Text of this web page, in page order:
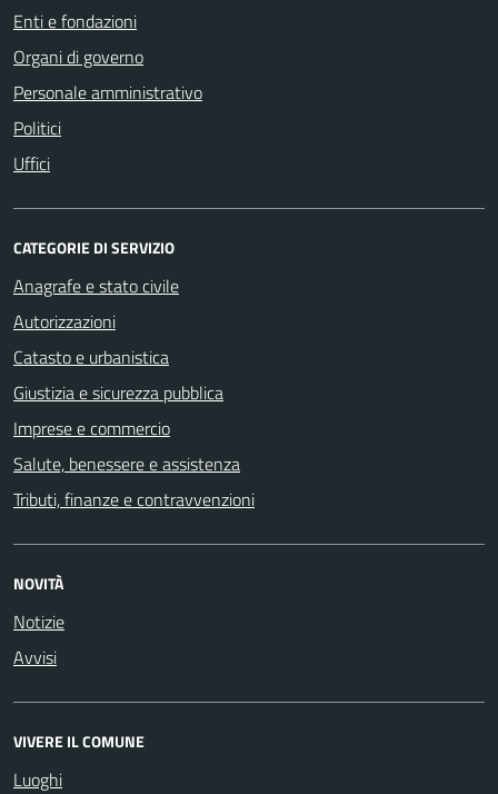
Enti e fondazioni
Organi di governo
Personale amministrativo
Politici
Uffici
CATEGORIE DI SERVIZIO
Anagrafe e stato civile
Autorizzazioni
Catasto e urbanistica
Giustizia e sicurezza pubblica
Imprese e commercio
Salute, benessere e assistenza
Tributi, finanze e contravvenzioni
NOVITÀ
Notizie
Avvisi
VIVERE IL COMUNE
Luoghi